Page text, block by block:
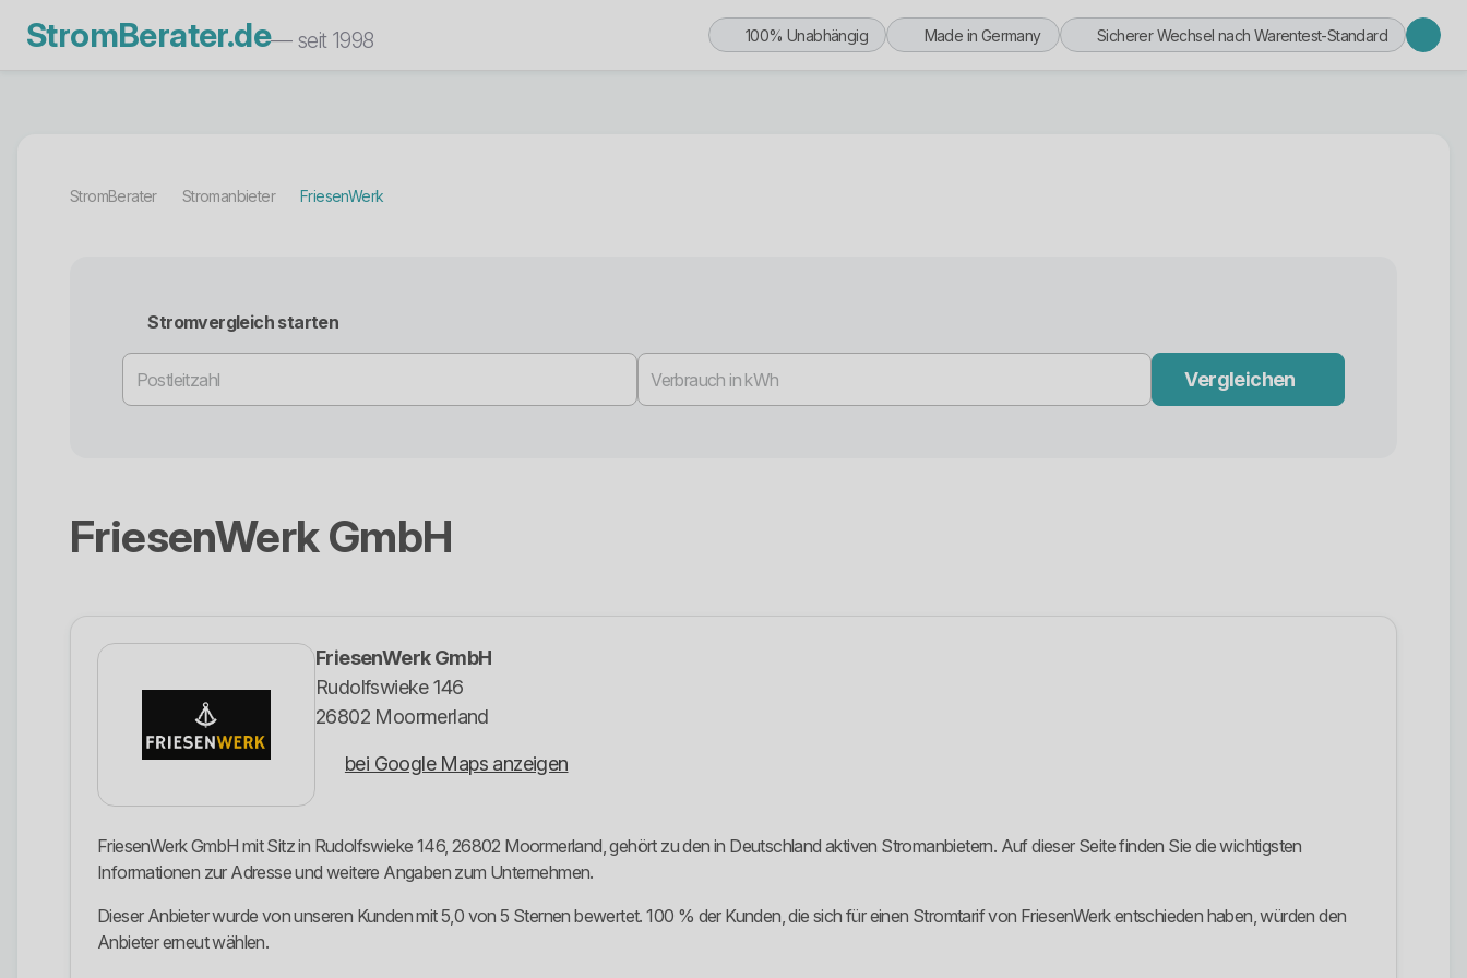
StromBerater.de— seit 1998 100% Unabhängig Made in Germany Sicherer Wechsel nach Warentest-Standard
StromBerater Stromanbieter FriesenWerk
Stromvergleich starten
Vergleichen
FriesenWerk GmbH
FriesenWerk GmbH
Rudolfswieke 146
26802 Moormerland
bei Google Maps anzeigen
FriesenWerk GmbH mit Sitz in Rudolfswieke 146, 26802 Moormerland, gehört zu den in Deutschland aktiven Stromanbietern. Auf dieser Seite finden Sie die wichtigsten
Informationen zur Adresse und weitere Angaben zum Unternehmen.
Dieser Anbieter wurde von unseren Kunden mit 5,0 von 5 Sternen bewertet. 100 % der Kunden, die sich für einen Stromtarif von FriesenWerk entschieden haben, würden den
Anbieter erneut wählen.